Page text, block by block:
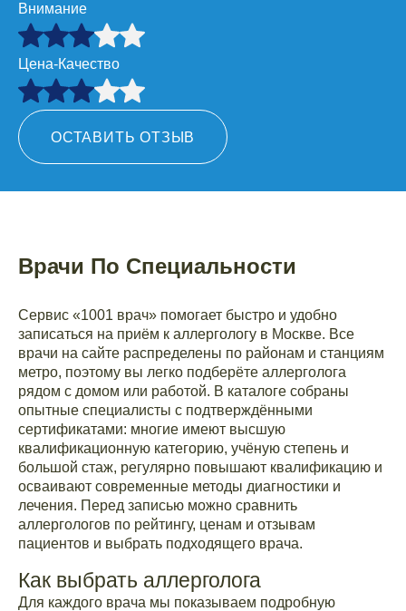
Внимание
Цена-Качество
ОСТАВИТЬ ОТЗЫВ
Врачи По Специальности
Сервис «1001 врач» помогает быстро и удобно
записаться на приём к аллергологу в Москве. Все
врачи на сайте распределены по районам и станциям
метро, поэтому вы легко подберёте аллерголога
рядом с домом или работой. В каталоге собраны
опытные специалисты с подтверждёнными
сертификатами: многие имеют высшую
квалификационную категорию, учёную степень и
большой стаж, регулярно повышают квалификацию и
осваивают современные методы диагностики и
лечения. Перед записью можно сравнить
аллергологов по рейтингу, ценам и отзывам
пациентов и выбрать подходящего врача.
Как выбрать аллерголога
Для каждого врача мы показываем подробную